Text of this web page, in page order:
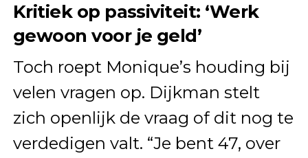
Kritiek op passiviteit: ‘Werk
gewoon voor je geld’
Toch roept Monique’s houding bij
velen vragen op. Dijkman stelt
zich openlijk de vraag of dit nog te
verdedigen valt. “Je bent 47, over